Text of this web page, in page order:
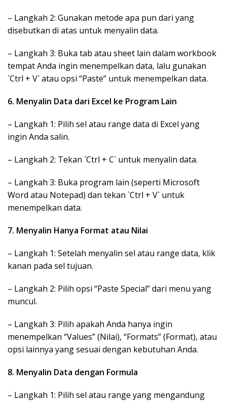
– Langkah 2: Gunakan metode apa pun dari yang
disebutkan di atas untuk menyalin data.
– Langkah 3: Buka tab atau sheet lain dalam workbook
tempat Anda ingin menempelkan data, lalu gunakan
`Ctrl + V` atau opsi “Paste” untuk menempelkan data.
6. Menyalin Data dari Excel ke Program Lain
– Langkah 1: Pilih sel atau range data di Excel yang
ingin Anda salin.
– Langkah 2: Tekan `Ctrl + C` untuk menyalin data.
– Langkah 3: Buka program lain (seperti Microsoft
Word atau Notepad) dan tekan `Ctrl + V` untuk
menempelkan data.
7. Menyalin Hanya Format atau Nilai
– Langkah 1: Setelah menyalin sel atau range data, klik
kanan pada sel tujuan.
– Langkah 2: Pilih opsi “Paste Special” dari menu yang
muncul.
– Langkah 3: Pilih apakah Anda hanya ingin
menempelkan “Values” (Nilai), “Formats” (Format), atau
opsi lainnya yang sesuai dengan kebutuhan Anda.
8. Menyalin Data dengan Formula
– Langkah 1: Pilih sel atau range yang mengandung